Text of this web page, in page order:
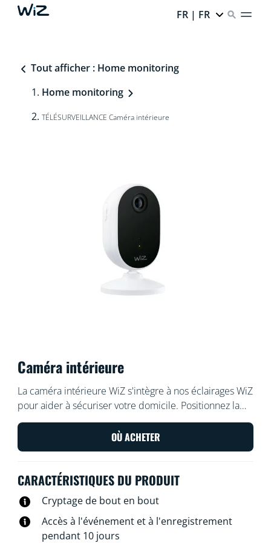
FR | FR
Tout afficher : Home monitoring
Home monitoring
TÉLÉSURVEILLANCE Caméra intérieure
Caméra intérieure
La caméra intérieure WiZ s'intègre à nos éclairages WiZ
pour aider à sécuriser votre domicile. Positionnez la
caméra où vous le souhaitez. Elle se déclenche ensuite
grâce à la détection de mouvement, à la détection de
son ou à l'application WiZ. Utilisez la vision nocturne
dissuader les intrus ou proposer de l'aide, et
déclenchez une alarme lumineuse, activez l'audio
bidirectionnel ou activez la caméra WiZ pour voir ce
qui se passe en temps réel, où que vous soyez. Avec
OÙ ACHETER
CARACTÉRISTIQUES DU PRODUIT
Cryptage de bout en bout
Accès à l'événement et à l'enregistrement
pendant 10 jours